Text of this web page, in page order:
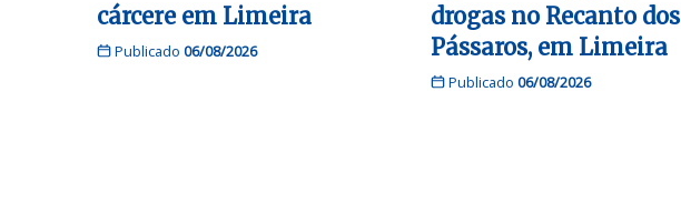
cárcere em Limeira
Publicado 06/08/2026
drogas no Recanto dos
Pássaros, em Limeira
Publicado 06/08/2026